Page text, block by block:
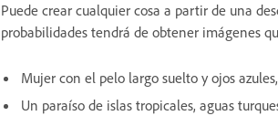
Puede crear cualquier cosa a partir de una
probabilidades tendrá de obtener imágenes
Mujer con el pelo largo suelto y ojos
Un paraíso de islas tropicales, aguas